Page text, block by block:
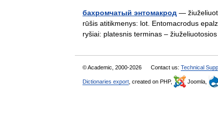
бахромчатый энтомакрод —
rūšis atitikmenys: lot. Entomacrodus
ryšiai: platesnis terminas –
© Academic, 2000-2026 Contact us: Technical
Dictionaries export , created on PHP, Joomla,